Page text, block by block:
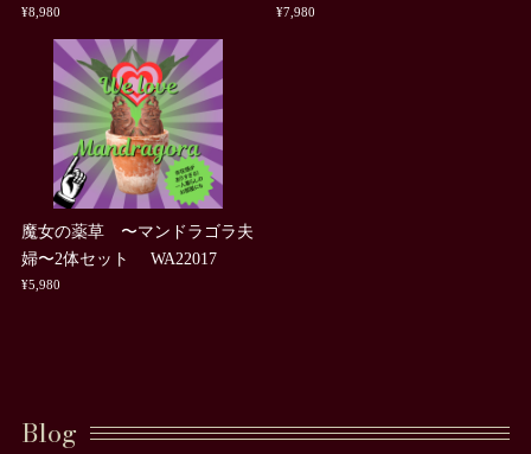
¥8,980 ¥7,980
魔女の薬草 〜マンドラゴラ夫
婦〜2体セット WA22017
¥5,980
Blog